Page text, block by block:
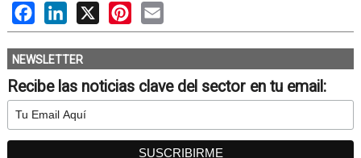
FacebookLinkedIn
X PinterestEmail
NEWSLETTER
Recibe las noticias clave del sector en tu email: